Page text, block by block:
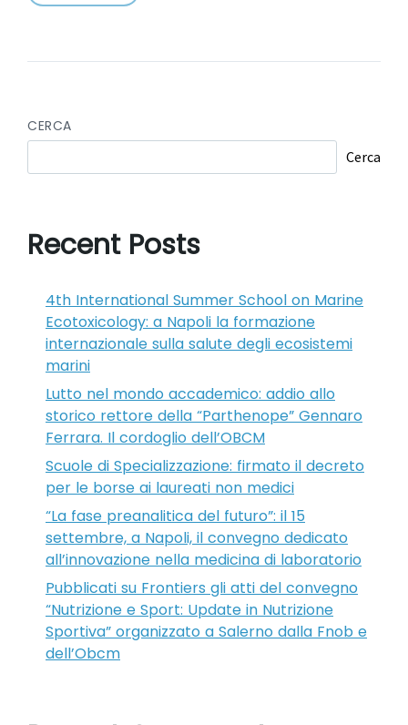
CERCA
Cerca
Recent Posts
4th International Summer School on Marine
Ecotoxicology: a Napoli la formazione
internazionale sulla salute degli ecosistemi
marini
Lutto nel mondo accademico: addio allo
storico rettore della “Parthenope” Gennaro
Ferrara. Il cordoglio dell’OBCM
Scuole di Specializzazione: firmato il decreto
per le borse ai laureati non medici
“La fase preanalitica del futuro”: il 15
settembre, a Napoli, il convegno dedicato
all’innovazione nella medicina di laboratorio
Pubblicati su Frontiers gli atti del convegno
“Nutrizione e Sport: Update in Nutrizione
Sportiva” organizzato a Salerno dalla Fnob e
dell’Obcm